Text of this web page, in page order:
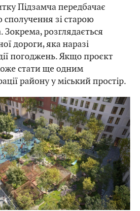
Підзамча передбачає
зі старою
розглядається
дороги, яка наразі
погоджень. Якщо проєкт
стати ще одним
району у міський простір.